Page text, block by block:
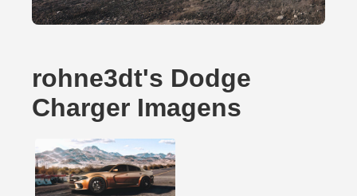
rohne3dt's Dodge
Charger Imagens